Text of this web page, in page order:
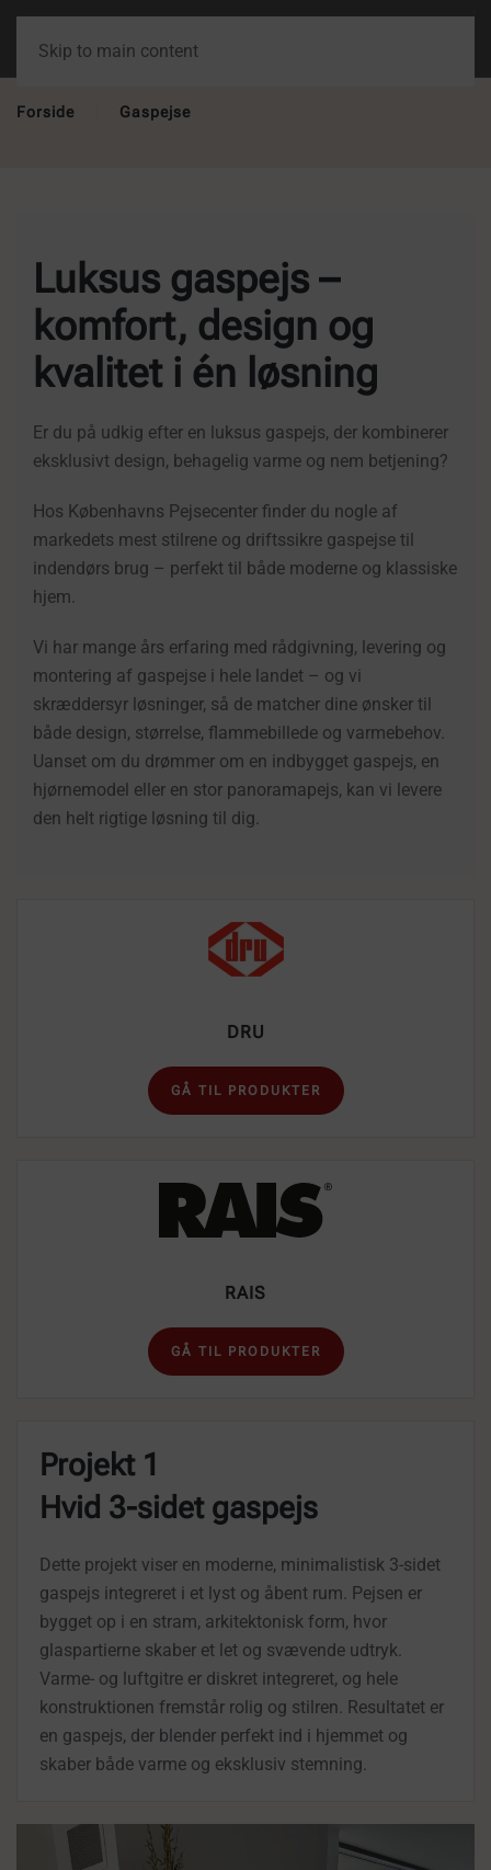
Skip to main content
Forside Gaspejse
Luksus gaspejs –
komfort, design og
kvalitet i én løsning
Er du på udkig efter en luksus gaspejs, der kombinerer
eksklusivt design, behagelig varme og nem betjening?
Hos Københavns Pejsecenter finder du nogle af
markedets mest stilrene og driftssikre gaspejse til
indendørs brug – perfekt til både moderne og klassiske
hjem.
Vi har mange års erfaring med rådgivning, levering og
montering af gaspejse i hele landet – og vi
skræddersyr løsninger, så de matcher dine ønsker til
både design, størrelse, flammebillede og varmebehov.
Uanset om du drømmer om en indbygget gaspejs, en
hjørnemodel eller en stor panoramapejs, kan vi levere
den helt rigtige løsning til dig.
DRU
GÅ TIL PRODUKTER
RAIS
GÅ TIL PRODUKTER
Projekt 1
Hvid 3-sidet gaspejs
Dette projekt viser en moderne, minimalistisk 3-sidet
gaspejs integreret i et lyst og åbent rum. Pejsen er
bygget op i en stram, arkitektonisk form, hvor
glaspartierne skaber et let og svævende udtryk.
Varme- og luftgitre er diskret integreret, og hele
konstruktionen fremstår rolig og stilren. Resultatet er
en gaspejs, der blender perfekt ind i hjemmet og
skaber både varme og eksklusiv stemning.